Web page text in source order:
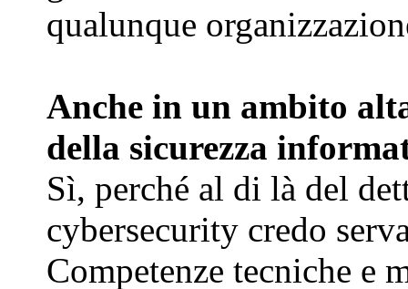
qualunque
Anche in un ambito
della sicurezza
Sì, perché al di là del
cybersecurity credo
Competenze tecniche e